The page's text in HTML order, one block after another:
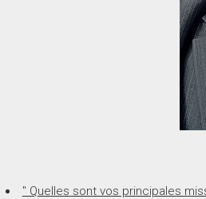
" Quelles sont vos principales